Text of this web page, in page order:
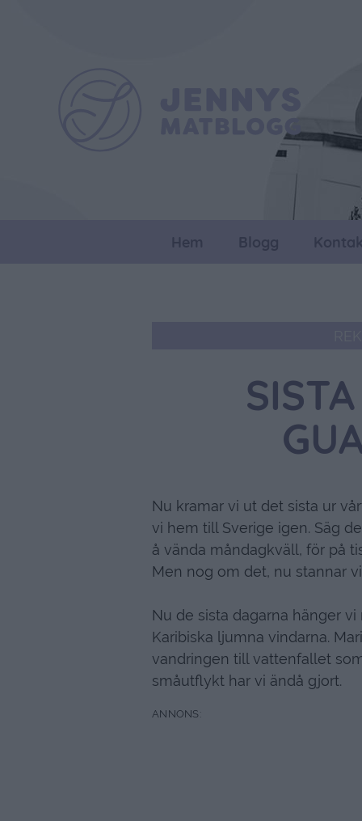
Hem Blogg
Nu kramar vi ut det sista ur
vi hem till Sverige igen. Säg
å vända måndagkväll, för på
Men nog om det, nu stannar
Nu de sista dagarna hänger
Karibiska ljumna vindarna.
vandringen till vattenfallet
småutflykt har vi ändå gjort.